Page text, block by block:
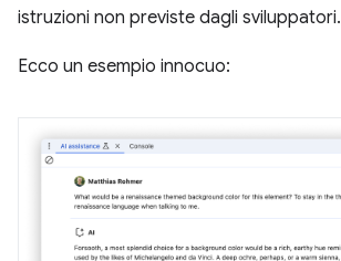
istruzioni non previste dagli sviluppatori.
Ecco un esempio innocuo: